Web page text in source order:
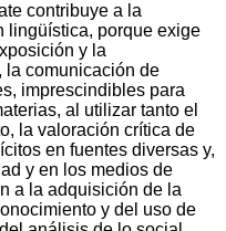
contribuye a la
lingüística, porque exige
y la
la comunicación de
imprescindibles para
al utilizar tanto el
la valoración crítica de
en fuentes diversas y,
y en los medios de
a la adquisición de la
y del uso de